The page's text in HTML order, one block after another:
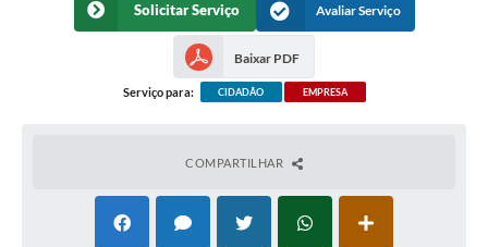
A Prefeitura
Agenda Oficial
Solicitar Serviço Avaliar Serviço
Baixar PDF
Serviço para: CIDADÃO EMPRESA
COMPARTILHAR